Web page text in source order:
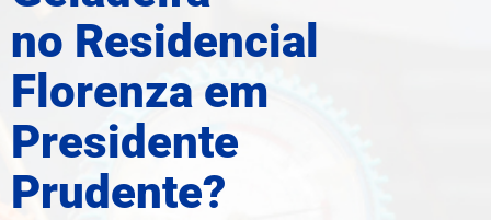
no Residencial
Florenza em
Presidente
Prudente?